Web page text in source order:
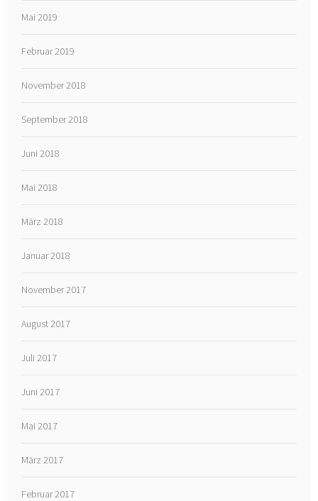
Mai 2019
Februar 2019
November 2018
September 2018
Juni 2018
Mai 2018
März 2018
Januar 2018
November 2017
August 2017
Juli 2017
Juni 2017
Mai 2017
März 2017
Februar 2017